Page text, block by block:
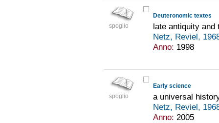
spoglio
Deuteronomic textes
late antiquity
Netz, Reviel,
Anno: 1998
spoglio
Early science
a universal
Netz, Reviel,
Anno: 2005